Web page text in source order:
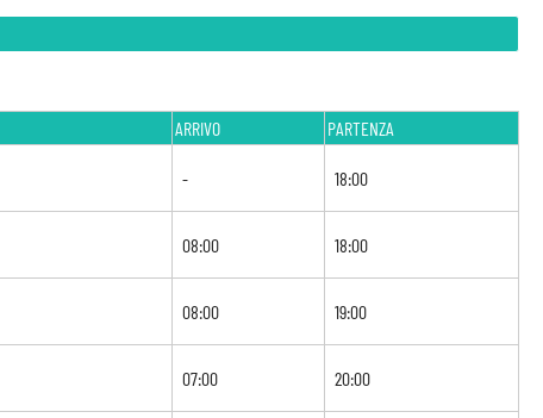
ARRIVO PARTENZA
- 18:00
08:00 18:00
08:00 19:00
07:00 20:00